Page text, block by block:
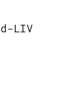
LIV